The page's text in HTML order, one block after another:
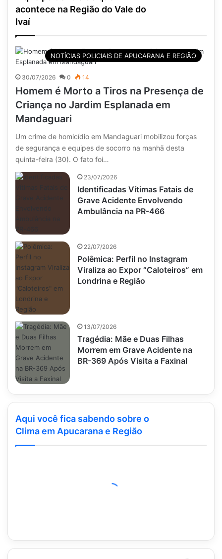
acontece na Região do Vale do
Ivaí
NOTÍCIAS POLICIAIS DE APUCARANA E REGIÃO
30/07/2026 0 14
Homem é Morto a Tiros na Presença de
Criança no Jardim Esplanada em
Mandaguari
Um crime de homicídio em Mandaguari mobilizou forças
de segurança e equipes de socorro na manhã desta
quinta-feira (30). O fato foi…
23/07/2026
Identificadas Vítimas Fatais de
Grave Acidente Envolvendo
Ambulância na PR-466
22/07/2026
Polêmica: Perfil no Instagram
Viraliza ao Expor “Caloteiros” em
Londrina e Região
13/07/2026
Tragédia: Mãe e Duas Filhas
Morrem em Grave Acidente na
BR-369 Após Visita a Faxinal
Aqui você fica sabendo sobre o
Clima em Apucarana e Região